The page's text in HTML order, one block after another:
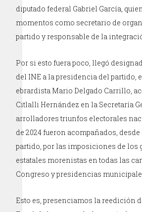
diputado federal Gabriel García,
momentos como secretario de
partido y responsable de la
Por si esto fuera poco, llegó
del INE a la presidencia del partido,
ebrardista Mario Delgado Carrillo,
Citlalli Hernández en la Secretaría
arrolladores triunfos electorales
de 2024 fueron acompañados,
partido, por las imposiciones de los
estatales morenistas en todas las
Congreso y presidencias
Esto es, presenciamos la reedición